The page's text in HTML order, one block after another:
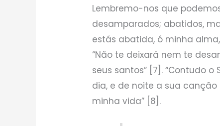
Lembremo-nos que
desamparados; abatidos,
estás abatida, ó minha
“Não te deixará nem te
seus santos” [7]. “Contudo
dia, e de noite a sua
minha vida” [8].